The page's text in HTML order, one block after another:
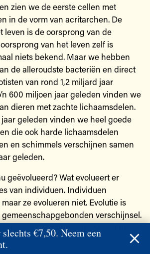
zien we de eerste cellen met
in de vorm van acritarchen. De
leven is de oorsprong van de
van het leven zelf is
niets bekend. Maar we hebben
de alleroudste bacteriën en direct
van rond 1,2 miljard jaar
600 miljoen jaar geleden vinden we
dieren met zachte lichaamsdelen.
jaar geleden vinden we heel goede
die ook harde lichaamsdelen
en schimmels verschijnen samen
geleden.
geëvolueerd? Wat evolueert er
van individuen. Individuen
ze evolueren niet. Evolutie is
verschijnsel.
van de darwiniaanse evolutie
€7,50. Neem een